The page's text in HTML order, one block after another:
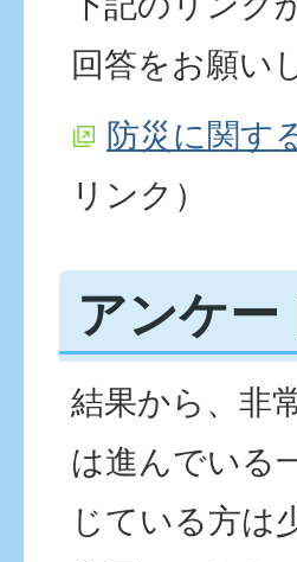
回答をお願い
防災に関す
リンク）
アンケー
結果から、非
は進んでいる
じている方は